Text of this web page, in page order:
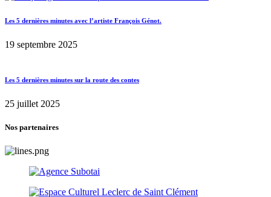
Les 5 dernières minutes avec l’artiste François Génot.
19 septembre 2025
Les 5 dernières minutes sur la route des contes
25 juillet 2025
Nos partenaires